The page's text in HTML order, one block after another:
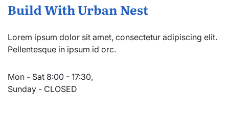
Build With Urban Nest
Lorem ipsum dolor sit amet, consectetur adipiscing elit.
Pellentesque in ipsum id orc.
Mon - Sat 8:00 - 17:30,
Sunday - CLOSED